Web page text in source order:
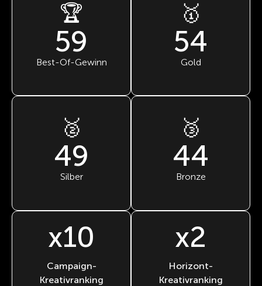
🏆
59
Best-Of-Gewinn
🥇
54
Gold
🥈
49
Silber
🥉
44
Bronze
x10
Campaign-
Kreativranking
x2
Horizont-
Kreativranking